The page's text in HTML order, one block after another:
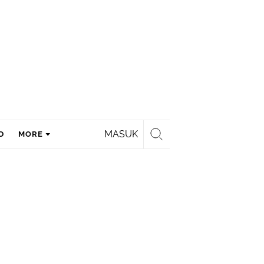
MASUK
MORE